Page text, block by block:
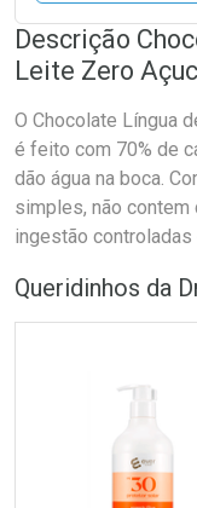
Descrição
Leite Zero
O Chocolate Língua
é feito com 70% de
dão água na boca.
simples, não
ingestão controladas
Queridinhos da